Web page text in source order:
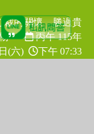
裁的關懷，勝過貴
丙午 115年
(六)
下午 07:33